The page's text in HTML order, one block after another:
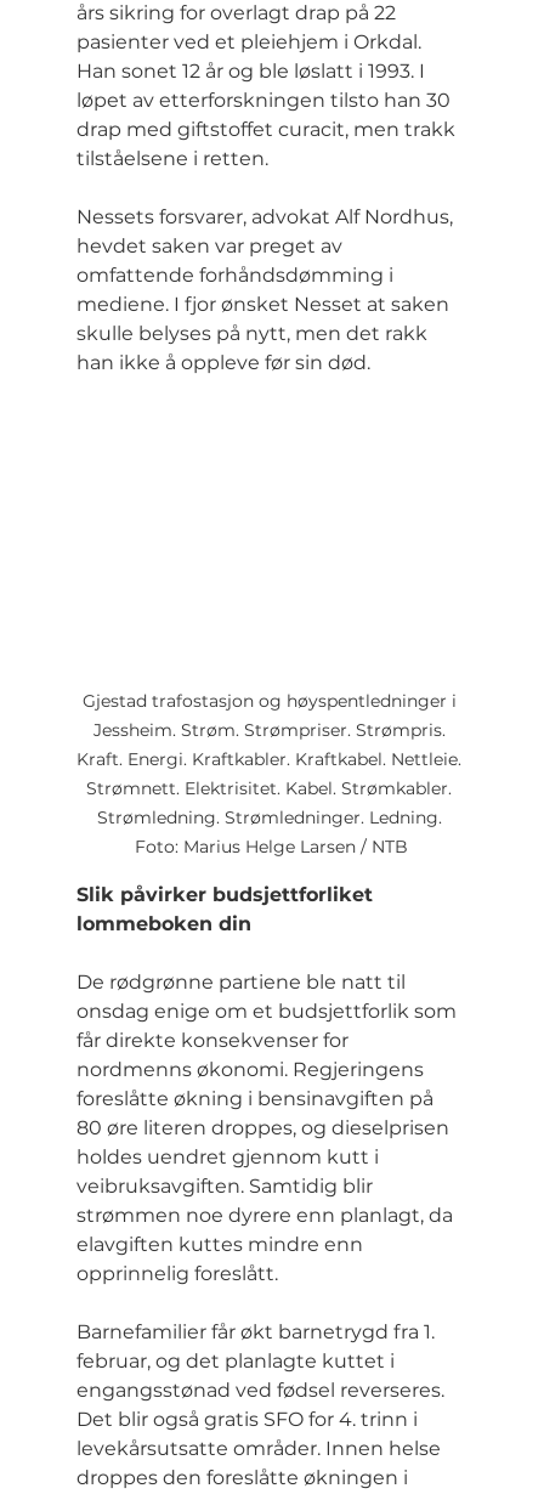
års sikring for overlagt drap på 22
pasienter ved et pleiehjem i Orkdal.
Han sonet 12 år og ble løslatt i 1993. I
løpet av etterforskningen tilsto han 30
drap med giftstoffet curacit, men trakk
tilståelsene i retten.
Nessets forsvarer, advokat Alf Nordhus,
hevdet saken var preget av
omfattende forhåndsdømming i
mediene. I fjor ønsket Nesset at saken
skulle belyses på nytt, men det rakk
han ikke å oppleve før sin død.
Gjestad trafostasjon og høyspentledninger i
Jessheim. Strøm. Strømpriser. Strømpris.
Kraft. Energi. Kraftkabler. Kraftkabel. Nettleie.
Strømnett. Elektrisitet. Kabel. Strømkabler.
Strømledning. Strømledninger. Ledning.
Foto: Marius Helge Larsen / NTB
Slik påvirker budsjettforliket
lommeboken din
De rødgrønne partiene ble natt til
onsdag enige om et budsjettforlik som
får direkte konsekvenser for
nordmenns økonomi. Regjeringens
foreslåtte økning i bensinavgiften på
80 øre literen droppes, og dieselprisen
holdes uendret gjennom kutt i
veibruksavgiften. Samtidig blir
strømmen noe dyrere enn planlagt, da
elavgiften kuttes mindre enn
opprinnelig foreslått.
Barnefamilier får økt barnetrygd fra 1.
februar, og det planlagte kuttet i
engangsstønad ved fødsel reverseres.
Det blir også gratis SFO for 4. trinn i
levekårsutsatte områder. Innen helse
droppes den foreslåtte økningen i